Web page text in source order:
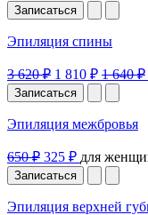
Записаться
Эпиляция спины
3 620 ₽ 1 810 ₽ 1 640 ₽
Записаться
Эпиляция межбровья
650 ₽ 325 ₽ для
Записаться
Эпиляция верхней